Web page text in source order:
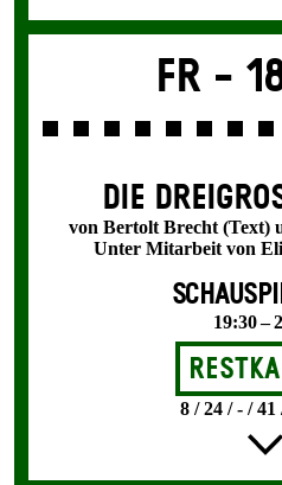
Fr -
DIE
von Bertolt Brecht (Text)
Unter Mitarbeit von
19:30 –
8 / 24 / - / 41